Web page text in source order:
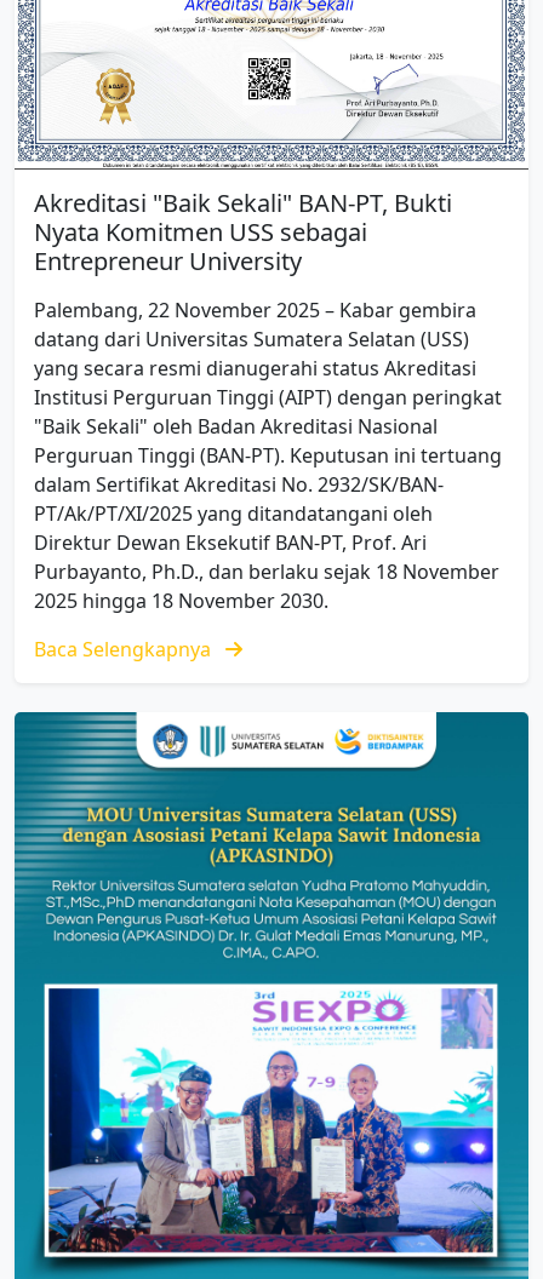
Akreditasi "Baik Sekali" BAN-PT, Bukti
Nyata Komitmen USS sebagai
Entrepreneur University
Palembang, 22 November 2025 – Kabar gembira
datang dari Universitas Sumatera Selatan (USS)
yang secara resmi dianugerahi status Akreditasi
Institusi Perguruan Tinggi (AIPT) dengan peringkat
"Baik Sekali" oleh Badan Akreditasi Nasional
Perguruan Tinggi (BAN-PT). Keputusan ini tertuang
dalam Sertifikat Akreditasi No. 2932/SK/BAN-
PT/Ak/PT/XI/2025 yang ditandatangani oleh
Direktur Dewan Eksekutif BAN-PT, Prof. Ari
Purbayanto, Ph.D., dan berlaku sejak 18 November
2025 hingga 18 November 2030.
Baca Selengkapnya